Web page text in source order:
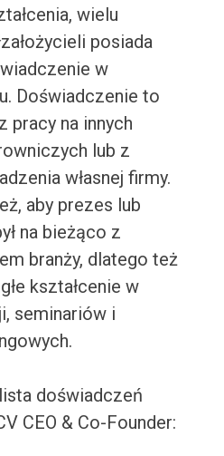
wielu
posiada
w
Doświadczenie to
pracy na innych
lub z
własnej firmy.
aby prezes lub
na bieżąco z
branży, dlatego też
kształcenie w
seminariów i
doświadczeń
CEO & Co-Founder: